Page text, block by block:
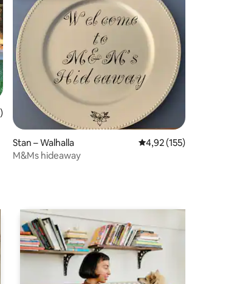
4,95/5, recenzija: 298
Stan – Walhalla Prosječna ocjena:
4,92 (155)
M&Ms hideaway